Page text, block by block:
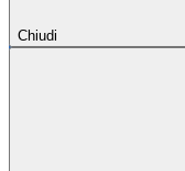
Chiudi